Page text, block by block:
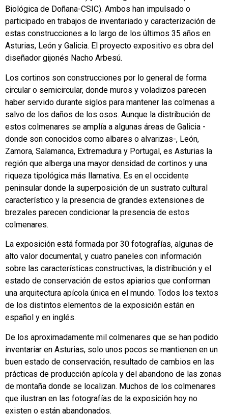
Biológica de Doñana-CSIC). Ambos han impulsado o
participado en trabajos de inventariado y caracterización de
estas construcciones a lo largo de los últimos 35 años en
Asturias, León y Galicia. El proyecto expositivo es obra del
diseñador gijonés Nacho Arbesú.
Los cortinos son construcciones por lo general de forma
circular o semicircular, donde muros y voladizos parecen
haber servido durante siglos para mantener las colmenas a
salvo de los daños de los osos. Aunque la distribución de
estos colmenares se amplía a algunas áreas de Galicia -
donde son conocidos como albares o alvarizas-, León,
Zamora, Salamanca, Extremadura y Portugal, es Asturias la
región que alberga una mayor densidad de cortinos y una
riqueza tipológica más llamativa. Es en el occidente
peninsular donde la superposición de un sustrato cultural
característico y la presencia de grandes extensiones de
brezales parecen condicionar la presencia de estos
colmenares.
La exposición está formada por 30 fotografías, algunas de
alto valor documental, y cuatro paneles con información
sobre las características constructivas, la distribución y el
estado de conservación de estos apiarios que conforman
una arquitectura apícola única en el mundo. Todos los textos
de los distintos elementos de la exposición están en
español y en inglés.
De los aproximadamente mil colmenares que se han podido
inventariar en Asturias, solo unos pocos se mantienen en un
buen estado de conservación, resultado de cambios en las
prácticas de producción apícola y del abandono de las zonas
de montaña donde se localizan. Muchos de los colmenares
que ilustran en las fotografías de la exposición hoy no
existen o están abandonados.